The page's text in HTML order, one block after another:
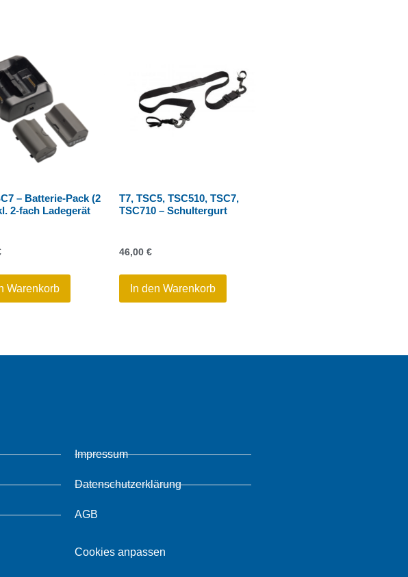
– Batterie-Pack (2
2-fach Ladegerät
Warenkorb
T7, TSC5, TSC510, TSC7,
TSC710 – Schultergurt
46,00 €
In den Warenkorb
Impressum
Datenschutzerklärung
AGB
Cookies anpassen